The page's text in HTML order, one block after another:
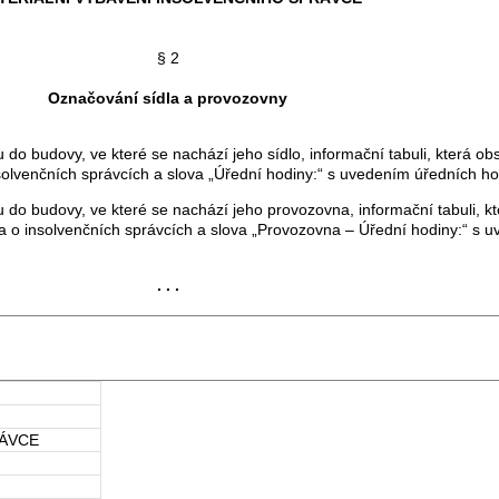
§ 2
Označování sídla a provozovny
ve které se nachází jeho sídlo, informační tabuli, která
správcích a slova „Úřední hodiny:“ s uvedením úředních
ve které se nachází jeho provozovna, informační tabuli,
o insolvenčních správcích a slova „Provozovna – Úřední hodiny:“ s
. . .